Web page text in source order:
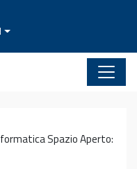
Spazio Aperto: